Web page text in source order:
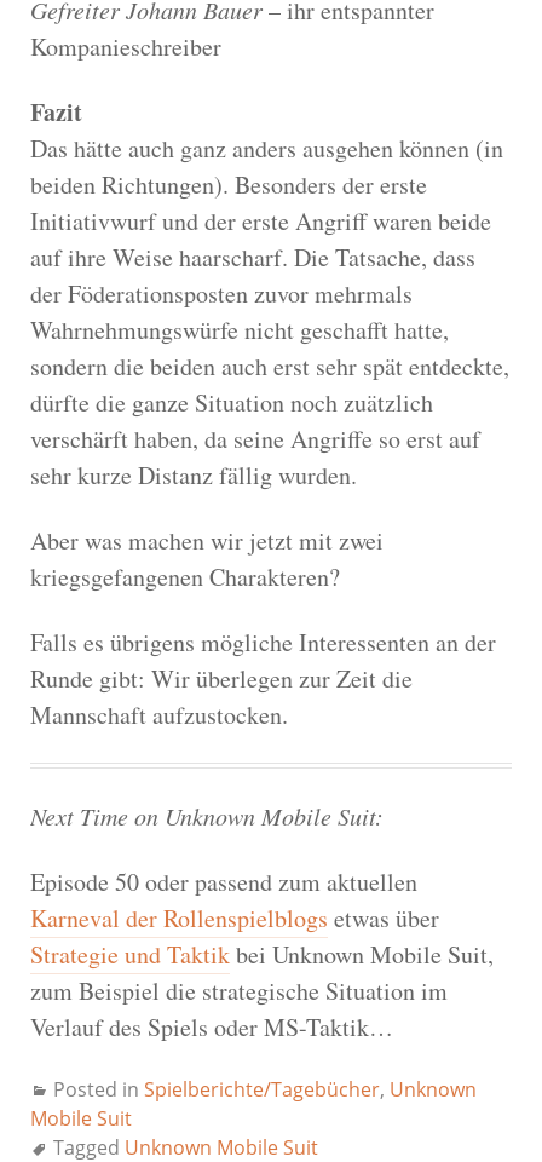
Gefreiter Johann Bauer– ihr entspannter
Kompanieschreiber
Fazit
Das hätte auch ganz anders ausgehen können (in
beiden Richtungen). Besonders der erste
Initiativwurf und der erste Angriff waren beide
auf ihre Weise haarscharf. Die Tatsache, dass
der Föderationsposten zuvor mehrmals
Wahrnehmungswürfe nicht geschafft hatte,
sondern die beiden auch erst sehr spät entdeckte,
dürfte die ganze Situation noch zuätzlich
verschärft haben, da seine Angriffe so erst auf
sehr kurze Distanz fällig wurden.
Aber was machen wir jetzt mit zwei
kriegsgefangenen Charakteren?
Falls es übrigens mögliche Interessenten an der
Runde gibt: Wir überlegen zur Zeit die
Mannschaft aufzustocken.
Next Time on Unknown Mobile Suit:
Episode 50 oder passend zum aktuellen
Karneval der Rollenspielblogs etwas über
Strategie und Taktikbei Unknown Mobile Suit,
zum Beispiel die strategische Situation im
Verlauf des Spiels oder MS-Taktik…
Posted in Spielberichte/Tagebücher, Unknown
Mobile Suit
Tagged Unknown Mobile Suit